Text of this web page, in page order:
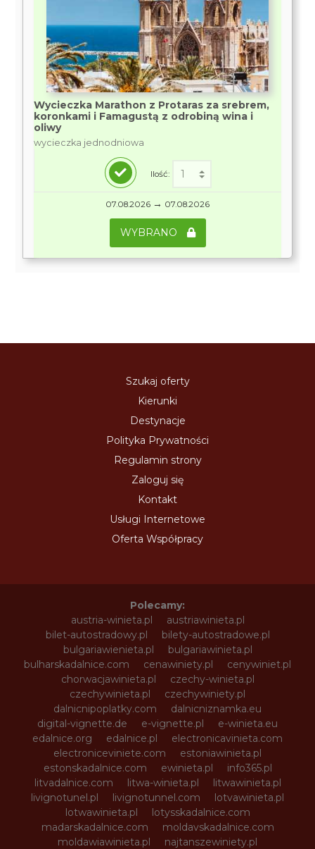
Wycieczka Marathon z Protaras za srebrem,
koronkami i Famagustą z odrobiną wina i
oliwy
wycieczka jednodniowa
Ilość:
07.08.2026 → 07.08.2026
WYBRANO
Szukaj oferty
Kierunki
Destynacje
Polityka Prywatności
Regulamin strony
Zaloguj się
Kontakt
Usługi Internetowe
Oferta Współpracy
Polecamy:
austria-winieta.pl
austriawinieta.pl
bilet-autostradowy.pl
bilety-autostradowe.pl
bulgariawienieta.pl
bulgariawinieta.pl
bulharskadalnice.com
cenawiniety.pl
cenywiniet.pl
chorwacjawinieta.pl
czechy-winieta.pl
czechywinieta.pl
czechywiniety.pl
dalnicnipoplatky.com
dalnicniznamka.eu
digital-vignette.de
e-vignette.pl
e-winieta.eu
edalnice.org
edalnice.pl
electronicavinieta.com
electroniceviniete.com
estoniawinieta.pl
estonskadalnice.com
ewinieta.pl
info365.pl
litvadalnice.com
litwa-winieta.pl
litwawinieta.pl
livignotunel.pl
livignotunnel.com
lotvawinieta.pl
lotwawinieta.pl
lotysskadalnice.com
madarskadalnice.com
moldavskadalnice.com
moldawiawinieta.pl
najtanszewiniety.pl